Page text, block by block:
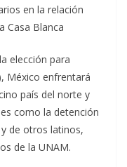
en la relación
Casa Blanca
elección para
México enfrentará
país del norte y
como la detención
de otros latinos,
de la UNAM.